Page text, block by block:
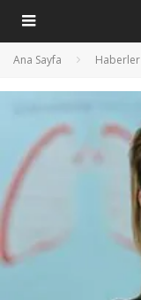
Ana Sayfa Haberler